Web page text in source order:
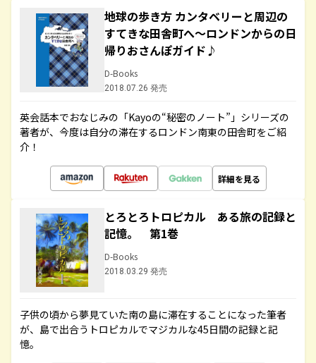
地球の歩き方 カンタベリーと周辺の
すてきな田舎町へ～ロンドンからの日
帰りおさんぽガイド♪
D-Books
2018.07.26 発売
英会話本でおなじみの「Kayoの“秘密のノート”」シリーズの
著者が、今度は自分の滞在するロンドン南東の田舎町をご紹
介！
詳細を見る
とろとろトロピカル ある旅の記録と
記憶。 第1巻
D-Books
2018.03.29 発売
子供の頃から夢見ていた南の島に滞在することになった筆者
が、島で出合うトロピカルでマジカルな45日間の記録と記
憶。